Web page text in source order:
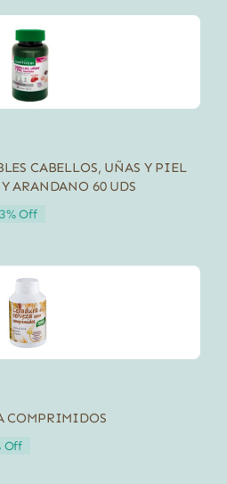
CABELLOS, UÑAS Y PIEL
ARANDANO 60 UDS
€.
Off
COMPRIMIDOS
Off